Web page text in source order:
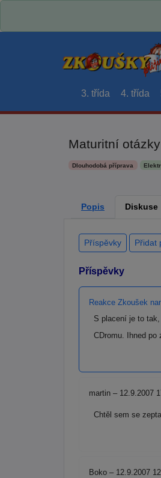
3. třída 4. třída
Maturitní
Dlouhodobá příprava
Popis Diskuse
Příspěvky Přidat
Příspěvky
Reakce Zkoušek
S placení je to
CDromu. Ihned
martin – 12.9.2007
Chtěl sem se
Boko – 12.9.2007